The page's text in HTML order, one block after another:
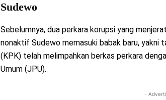
Sudewo
Sebelumnya, dua perkara korupsi yang
nonaktif Sudewo memasuki babak baru, yakni
(KPK) telah melimpahkan berkas perkara
Umum (JPU).
-